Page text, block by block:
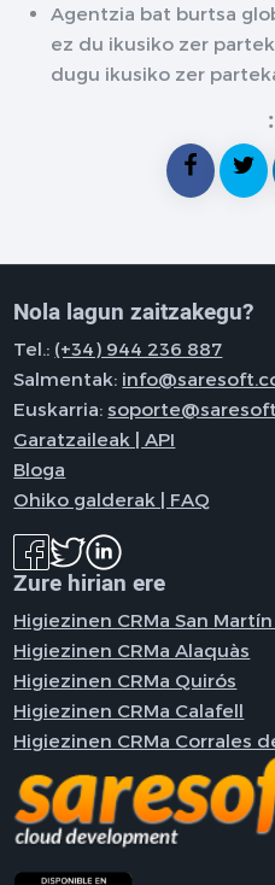
Agentzia bat burtsa
ez du ikusiko zer
dugu ikusiko zer
:
Nola lagun zaitzakegu?
Tel.: (+34) 944 236 887
Salmentak:
Euskarria:
Garatzaileak | API
Bloga
Ohiko galderak | FAQ
Zure hirian ere
Higiezinen CRMa San
Higiezinen CRMa Alaquàs
Higiezinen CRMa Quirós
Higiezinen CRMa Calafell
Higiezinen CRMa Corrales